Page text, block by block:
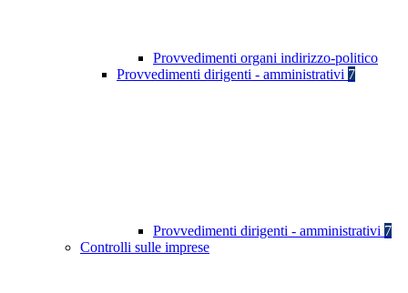
Provvedimenti organi indirizzo-politico
Provvedimenti dirigenti - amministrativi 7
Provvedimenti dirigenti - amministrativi 7
Controlli sulle imprese